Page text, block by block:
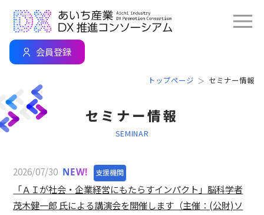
会員登録
トップページ セミナー情報
セミナー情報
SEMINAR
2026/07/30 NEW! 支援機関
「ＡＩが社会・企業経営にもたらすインパクト」脳科学者
茂木健一郎 氏による講演会を開催します（主催：(公財)ソ